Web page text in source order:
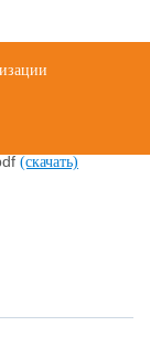
(скачать)